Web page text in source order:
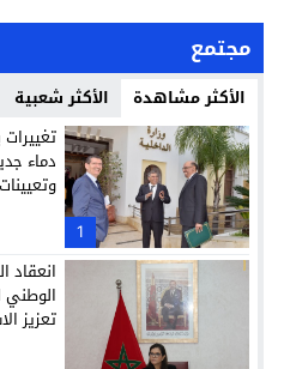
مجتمع
الأكثر مشاهدة الأكثر شعبية
1
دماء
الوطني
تعزيز